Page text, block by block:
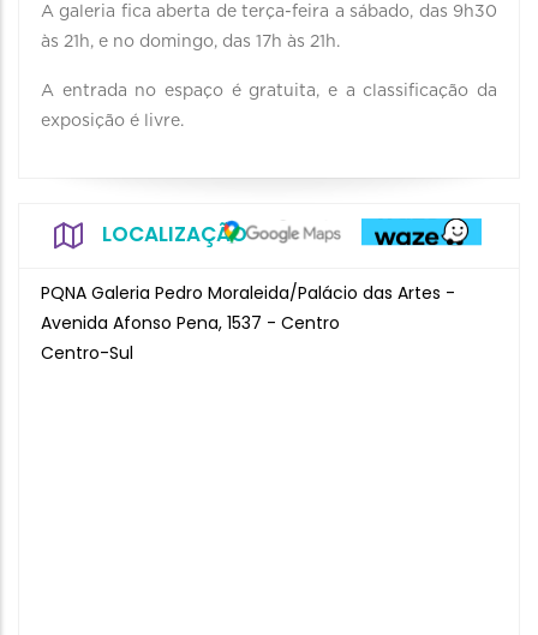
A galeria fica aberta de terça-feira a sábado, das 9h30
às 21h, e no domingo, das 17h às 21h.
A entrada no espaço é gratuita, e a classificação da
exposição é livre.
LOCALIZAÇÃO
PQNA Galeria Pedro Moraleida/Palácio das Artes -
Avenida Afonso Pena, 1537 - Centro
Centro-Sul